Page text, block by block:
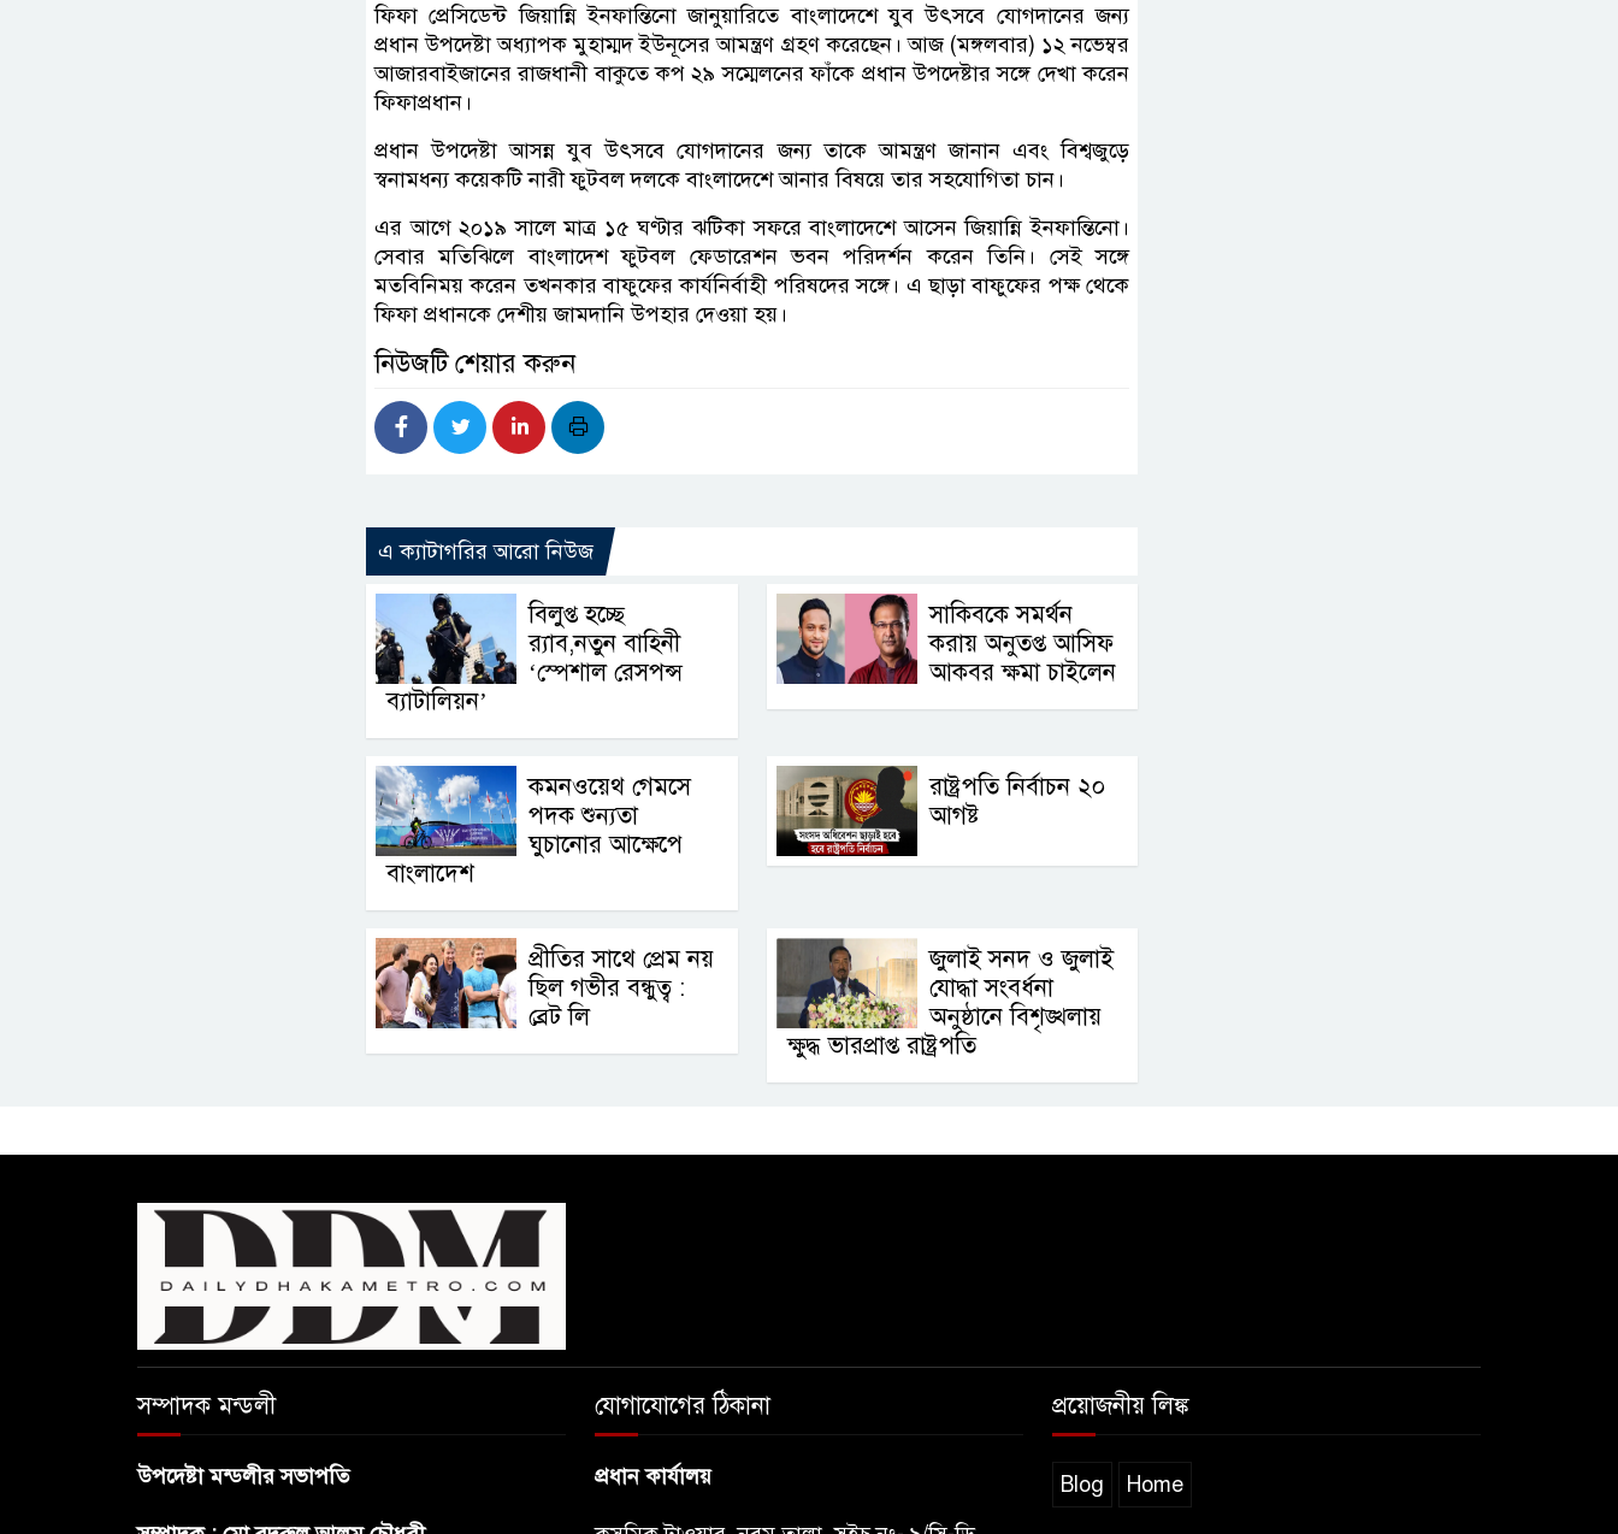
ফিফা প্রেসিডেন্ট জিয়ান্নি ইনফান্তিনো জানুয়ারিতে বাংলাদেশে যুব উৎসবে যোগদানের জন্য
প্রধান উপদেষ্টা অধ্যাপক মুহাম্মদ ইউনূসের আমন্ত্রণ গ্রহণ করেছেন। আজ (মঙ্গলবার) ১২ নভেম্বর
আজারবাইজানের রাজধানী বাকুতে কপ ২৯ সম্মেলনের ফাঁকে প্রধান উপদেষ্টার সঙ্গে দেখা করেন
ফিফাপ্রধান।
প্রধান উপদেষ্টা আসন্ন যুব উৎসবে যোগদানের জন্য তাকে আমন্ত্রণ জানান এবং বিশ্বজুড়ে
স্বনামধন্য কয়েকটি নারী ফুটবল দলকে বাংলাদেশে আনার বিষয়ে তার সহযোগিতা চান।
এর আগে ২০১৯ সালে মাত্র ১৫ ঘণ্টার ঝটিকা সফরে বাংলাদেশে আসেন জিয়ান্নি ইনফান্তিনো।
সেবার মতিঝিলে বাংলাদেশ ফুটবল ফেডারেশন ভবন পরিদর্শন করেন তিনি। সেই সঙ্গে
মতবিনিময় করেন তখনকার বাফুফের কার্যনির্বাহী পরিষদের সঙ্গে। এ ছাড়া বাফুফের পক্ষ থেকে
ফিফা প্রধানকে দেশীয় জামদানি উপহার দেওয়া হয়।
নিউজটি শেয়ার করুন
এ ক্যাটাগরির আরো নিউজ
বিলুপ্ত হচ্ছে
র‍্যাব,নতুন বাহিনী
‘স্পেশাল রেসপন্স
ব্যাটালিয়ন’
সাকিবকে সমর্থন
করায় অনুতপ্ত আসিফ
আকবর ক্ষমা চাইলেন
কমনওয়েথ গেমসে
পদক শুন্যতা
ঘুচানোর আক্ষেপে
বাংলাদেশ
রাষ্ট্রপতি নির্বাচন ২০
আগষ্ট
প্রীতির সাথে প্রেম নয়
ছিল গভীর বন্ধুত্ব :
ব্রেট লি
জুলাই সনদ ও জুলাই
যোদ্ধা সংবর্ধনা
অনুষ্ঠানে বিশৃঙ্খলায়
ক্ষুদ্ধ ভারপ্রাপ্ত রাষ্ট্রপতি
সম্পাদক মন্ডলী
উপদেষ্টা মন্ডলীর সভাপতি
যোগাযোগের ঠিকানা
প্রধান কার্যালয়
প্রয়োজনীয় লিঙ্ক
Blog Home